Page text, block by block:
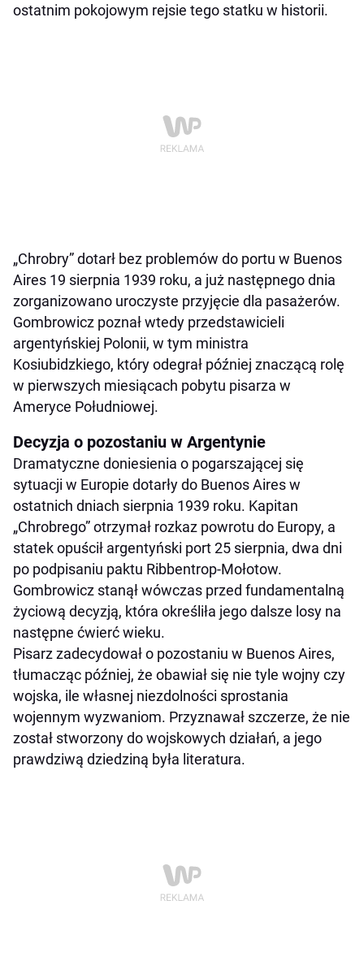
ostatnim pokojowym rejsie tego statku w historii.
„Chrobry” dotarł bez problemów do portu w Buenos
Aires 19 sierpnia 1939 roku, a już następnego dnia
zorganizowano uroczyste przyjęcie dla pasażerów.
Gombrowicz poznał wtedy przedstawicieli
argentyńskiej Polonii, w tym ministra
Kosiubidzkiego, który odegrał później znaczącą rolę
w pierwszych miesiącach pobytu pisarza w
Ameryce Południowej.
Decyzja o pozostaniu w Argentynie
Dramatyczne doniesienia o pogarszającej się
sytuacji w Europie dotarły do Buenos Aires w
ostatnich dniach sierpnia 1939 roku. Kapitan
„Chrobrego” otrzymał rozkaz powrotu do Europy, a
statek opuścił argentyński port 25 sierpnia, dwa dni
po podpisaniu paktu Ribbentrop-Mołotow.
Gombrowicz stanął wówczas przed fundamentalną
życiową decyzją, która określiła jego dalsze losy na
następne ćwierć wieku.
Pisarz zadecydował o pozostaniu w Buenos Aires,
tłumacząc później, że obawiał się nie tyle wojny czy
wojska, ile własnej niezdolności sprostania
wojennym wyzwaniom. Przyznawał szczerze, że nie
został stworzony do wojskowych działań, a jego
prawdziwą dziedziną była literatura.